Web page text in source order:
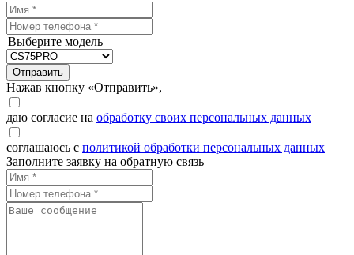
Выберите модель
Отправить
Нажав кнопку «Отправить»,
даю согласие на обработку своих персональных данных
соглашаюсь с политикой обработки персональных данных
Заполните заявку на обратную связь